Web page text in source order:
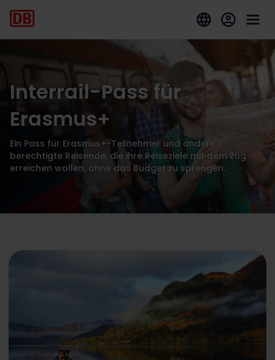
Interrail-Pass für
Erasmus+
Ein Pass für Erasmus+-Teilnehmer und andere
berechtigte Reisende, die ihre Reiseziele mit dem Zug
erreichen wollen, ohne das Budget zu sprengen.